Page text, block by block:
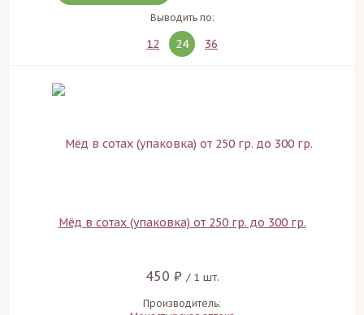
Выводить по:
12 24 36
Мёд в сотах (упаковка) от 250 гр. до 300 гр.
450 ₽ / 1 шт.
Производитель: